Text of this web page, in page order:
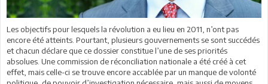
Les objectifs pour lesquels la révolution a eu lieu en 2011, n’ont pas
encore été atteints. Pourtant, plusieurs gouvernements se sont succédés
et chacun déclare que ce dossier constitue l’une de ses priorités
absolues. Une commission de réconciliation nationale a été créé à cet
effet, mais celle-ci se trouve encore accablée par un manque de volonté